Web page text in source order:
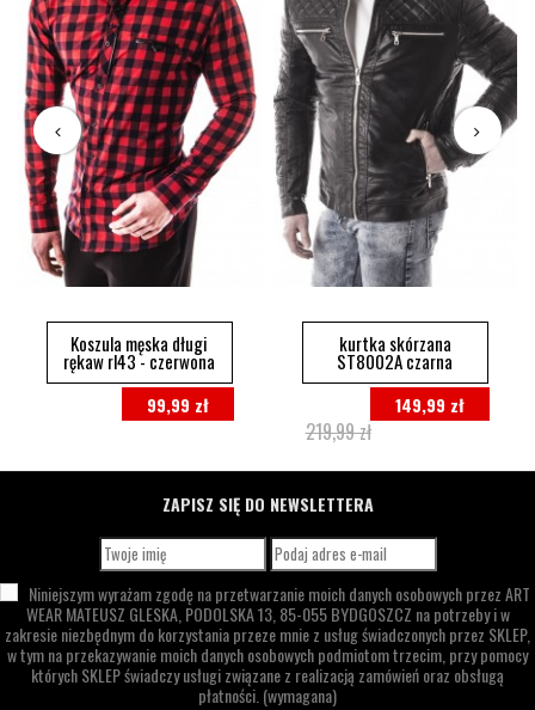
Koszula męska długi
rękaw rl43 - czerwona
99,99 zł
kurtka skórzana
ST8002A czarna
149,99 zł
219,99 zł
ZAPISZ SIĘ DO NEWSLETTERA
Niniejszym wyrażam zgodę na przetwarzanie moich danych osobowych przezART
WEAR MATEUSZ GLESKA,PODOLSKA 13,85-055 BYDGOSZCZ na potrzeby i w
zakresie niezbędnym do korzystania przeze mnie z usług świadczonych przez SKLEP,
w tym na przekazywanie moich danych osobowych podmiotom trzecim, przy pomocy
których SKLEP świadczy usługi związane z realizacją zamówień oraz obsługą
płatności.(wymagana)